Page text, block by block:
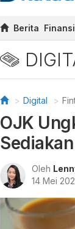
Berita
Digital
OJK
Oleh
14 Mei